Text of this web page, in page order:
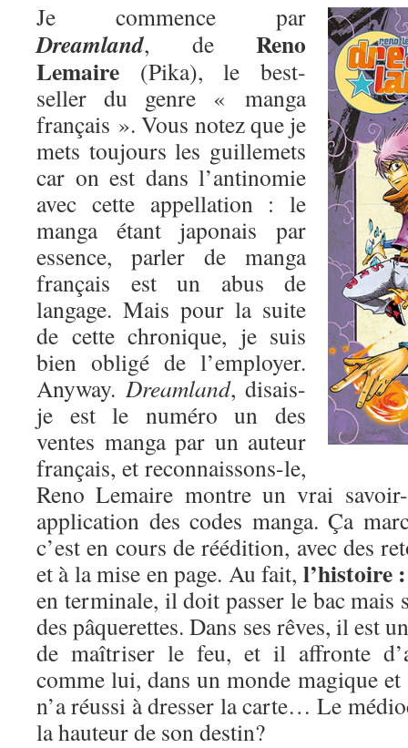
Je commence par
Dreamland, de Reno
Lemaire (Pika), le best-
seller du genre « manga
français ». Vous notez que je
mets toujours les guillemets
car on est dans l’antinomie
avec cette appellation : le
manga étant japonais par
essence, parler de manga
français est un abus de
langage. Mais pour la suite
de cette chronique, je suis
bien obligé de l’employer.
Anyway. Dreamland, disais-
je est le numéro un des
ventes manga par un auteur
français, et reconnaissons-le,
Reno Lemaire montre un vrai
application des codes manga. Ça
c’est en cours de réédition, avec des
et à la mise en page. Au fait, l’histoire :
en terminale, il doit passer le bac mais
des pâquerettes. Dans ses rêves, il est
de maîtriser le feu, et il affronte
comme lui, dans un monde magique et
n’a réussi à dresser la carte… Le
la hauteur de son destin?